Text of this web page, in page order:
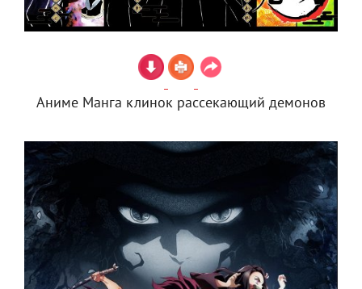
Аниме Манга клинок рассекающий демонов